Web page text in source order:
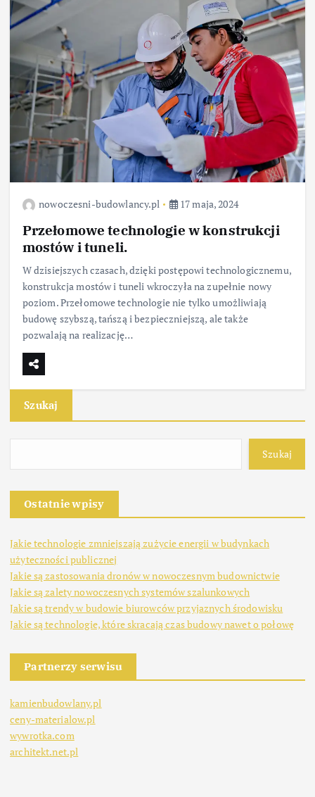
nowoczesni-budowlancy.pl 17 maja, 2024
Przełomowe technologie w konstrukcji
mostów i tuneli.
W dzisiejszych czasach, dzięki postępowi technologicznemu,
konstrukcja mostów i tuneli wkroczyła na zupełnie nowy
poziom. Przełomowe technologie nie tylko umożliwiają
budowę szybszą, tańszą i bezpieczniejszą, ale także
pozwalają na realizację…
Szukaj
Szukaj
Ostatnie wpisy
Jakie technologie zmniejszają zużycie energii w budynkach
użyteczności publicznej
Jakie są zastosowania dronów w nowoczesnym budownictwie
Jakie są zalety nowoczesnych systemów szalunkowych
Jakie są trendy w budowie biurowców przyjaznych środowisku
Jakie są technologie, które skracają czas budowy nawet o połowę
Partnerzy serwisu
kamienbudowlany.pl
ceny-materialow.pl
wywrotka.com
architekt.net.pl